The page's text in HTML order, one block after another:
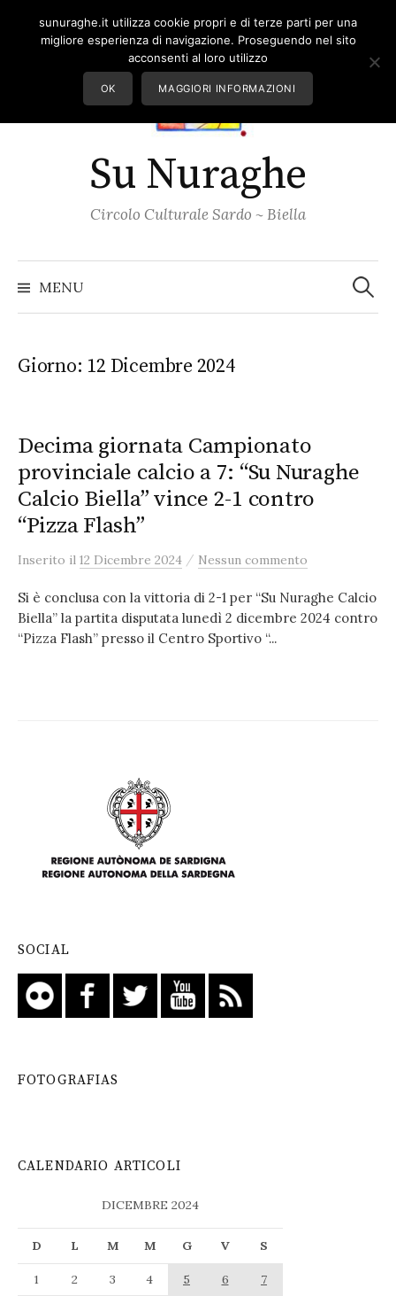
Su Nuraghe
Circolo Culturale Sardo ~ Biella
MENU per:
Giorno: 12 Dicembre 2024
Decima giornata Campionato
provinciale calcio a 7: “Su Nuraghe
Calcio Biella” vince 2-1 contro
“Pizza Flash”
Inserito il 12 Dicembre 2024 / Nessun commento
Si è conclusa con la vittoria di 2-1 per “Su Nuraghe Calcio
Biella” la partita disputata lunedì 2 dicembre 2024 contro
“Pizza Flash” presso il Centro Sportivo “...
SOCIAL
FOTOGRAFIAS
CALENDARIO ARTICOLI
DICEMBRE 2024
D L M M G V S
1 2 3 4 5 6
7
sunuraghe.it utilizza cookie propri e di terze parti per una
migliore esperienza di navigazione. Proseguendo nel sito
acconsenti al loro utilizzo
OK MAGGIORI INFORMAZIONI